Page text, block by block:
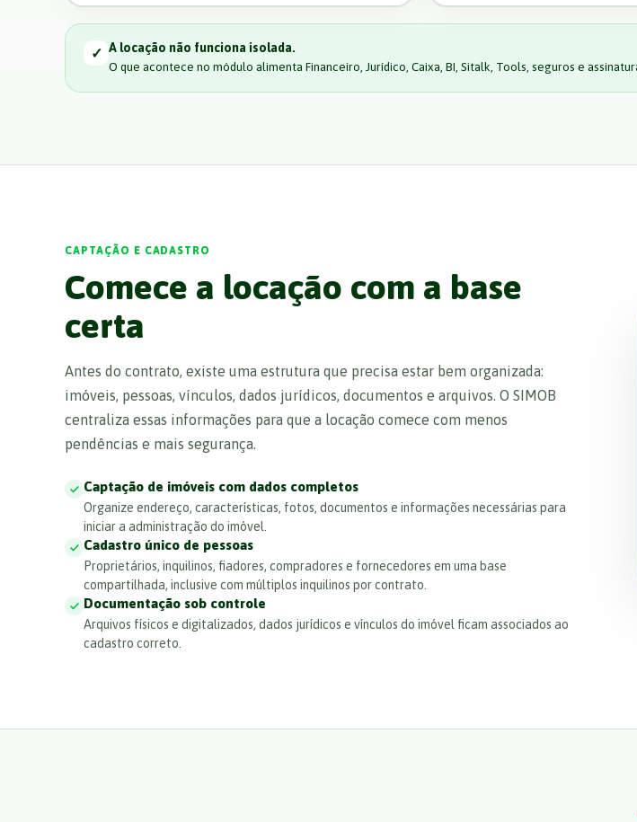
✓ A locação não funciona isolada.
O que acontece no módulo alimenta Financeiro, Jurídico, Caixa, BI, Sitalk, Tools, seguros e
CAPTAÇÃO E CADASTRO
Comece a locação com a base
certa
Antes do contrato, existe uma estrutura que precisa estar bem organizada:
imóveis, pessoas, vínculos, dados jurídicos, documentos e arquivos. O SIMOB
centraliza essas informações para que a locação comece com menos
pendências e mais segurança.
Captação de imóveis com dados completos
Organize endereço, características, fotos, documentos e informações necessárias para
iniciar a administração do imóvel.
Cadastro único de pessoas
Proprietários, inquilinos, fiadores, compradores e fornecedores em uma base
compartilhada, inclusive com múltiplos inquilinos por contrato.
Documentação sob controle
Arquivos físicos e digitalizados, dados jurídicos e vínculos do imóvel ficam associados ao
cadastro correto.